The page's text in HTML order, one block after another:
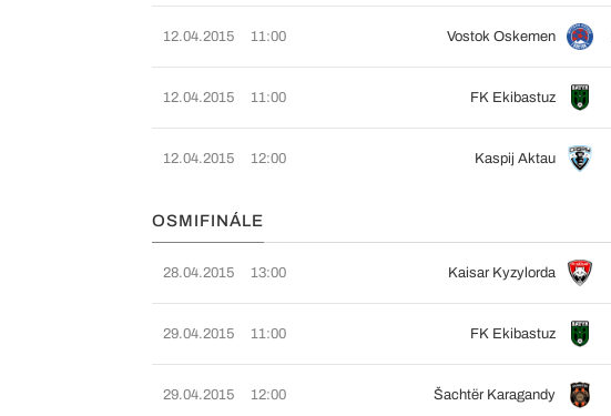
12.04.2015 11:00 Vostok Oskemen
12.04.2015 11:00 FK Ekibastuz
12.04.2015 12:00 Kaspij Aktau
OSMIFINÁLE
28.04.2015 13:00 Kaisar Kyzylorda
29.04.2015 11:00 FK Ekibastuz
29.04.2015 12:00 Šachtër Karagandy